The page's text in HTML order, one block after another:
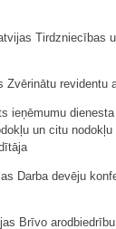
Tirdzniecības
Zvērinātu
ieņēmumu
un citu
Darba devēju
Brīvo